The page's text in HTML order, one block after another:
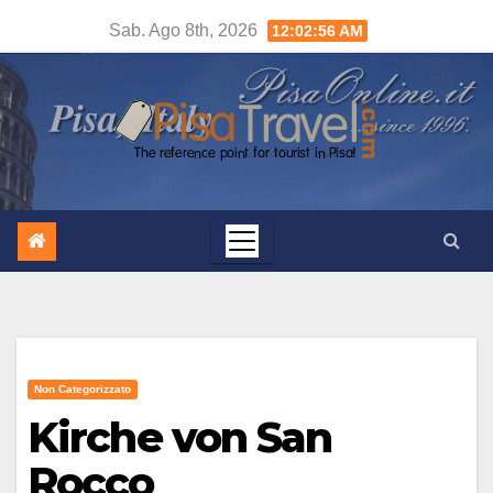
contenuto
Sab. Ago 8th, 2026 12:02:57 AM
Non Categorizzato
Kirche von San
Rocco